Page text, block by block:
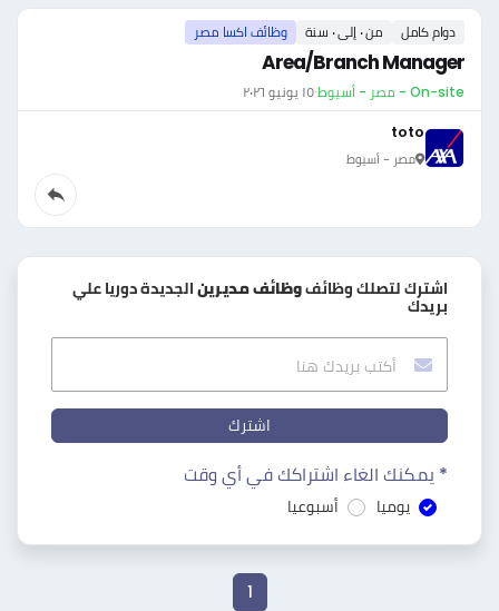
دوام كامل من ٠ إلى ٠ سنة وظائف اكسا مصر
Area/Branch Manager
On-site - مصر - أسيوط ·١٥ يونيو ٢٠٢٦
toto
مصر - أسيوط
اشترك لتصلك وظائفوظائف مديرين الجديدة دوريا علي
بريدك
اشترك
* يمكنك الغاء اشتراكك في أي وقت
يوميا أسبوعيا
1